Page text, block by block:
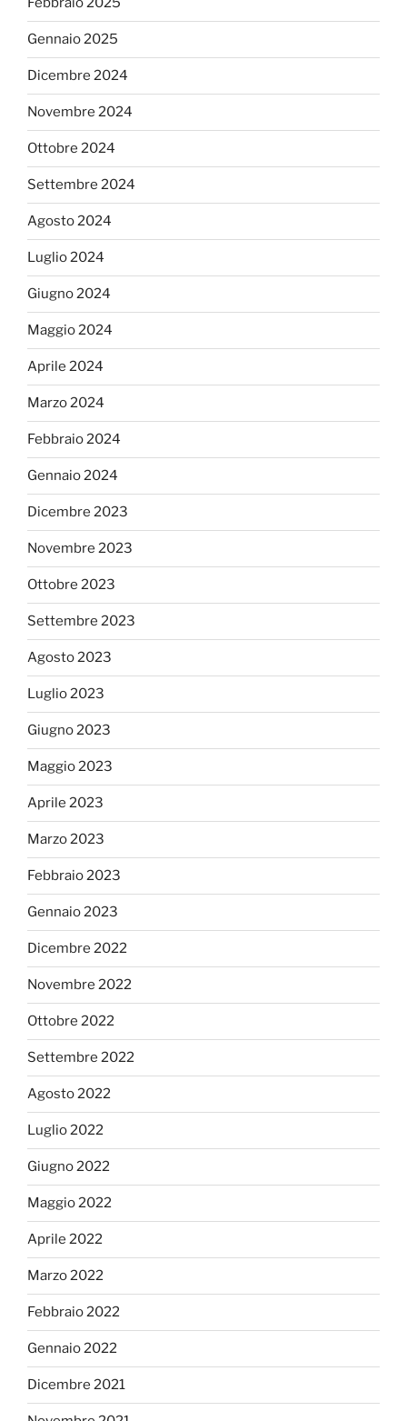
Gennaio 2025
Dicembre 2024
Novembre 2024
Ottobre 2024
Settembre 2024
Agosto 2024
Luglio 2024
Giugno 2024
Maggio 2024
Aprile 2024
Marzo 2024
Febbraio 2024
Gennaio 2024
Dicembre 2023
Novembre 2023
Ottobre 2023
Settembre 2023
Agosto 2023
Luglio 2023
Giugno 2023
Maggio 2023
Aprile 2023
Marzo 2023
Febbraio 2023
Gennaio 2023
Dicembre 2022
Novembre 2022
Ottobre 2022
Settembre 2022
Agosto 2022
Luglio 2022
Giugno 2022
Maggio 2022
Aprile 2022
Marzo 2022
Febbraio 2022
Gennaio 2022
Dicembre 2021